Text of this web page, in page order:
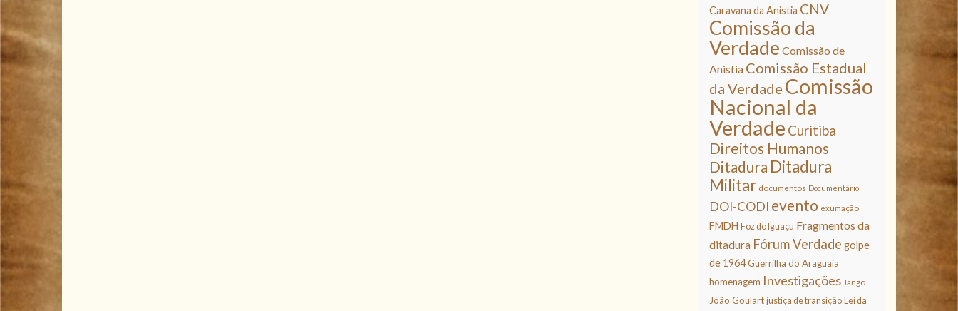
Caravana da Anistia CNV
Comissão da
Verdade Comissão de
Anistia Comissão Estadual
da Verdade Comissão
Nacional da
Verdade Curitiba
Direitos Humanos
Ditadura Ditadura
Militar documentos Documentário
DOI-CODI evento exumação
FMDH Foz do Iguaçu Fragmentos da
ditadura Fórum Verdade golpe
de 1964 Guerrilha do Araguaia
homenagem Investigações Jango
João Goulart justiça de transição Lei da